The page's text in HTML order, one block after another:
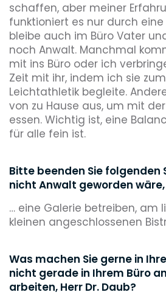
schaffen, aber meiner
funktioniert es nur durch
bleibe auch im Büro Vater
noch Anwalt. Manchmal
mit ins Büro oder ich
Zeit mit ihr, indem ich sie
Leichtathletik begleite.
von zu Hause aus, um mit
essen. Wichtig ist, eine
für alle fein ist.
Bitte beenden Sie folgenden
nicht Anwalt geworden
… eine Galerie betreiben, am
kleinen angeschlossenen
Was machen Sie gerne in
nicht gerade in Ihrem Büro
arbeiten, Herr Dr. Daub?